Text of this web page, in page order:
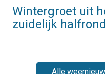
Wintergroet uit
zuidelijk halfrond
Alle